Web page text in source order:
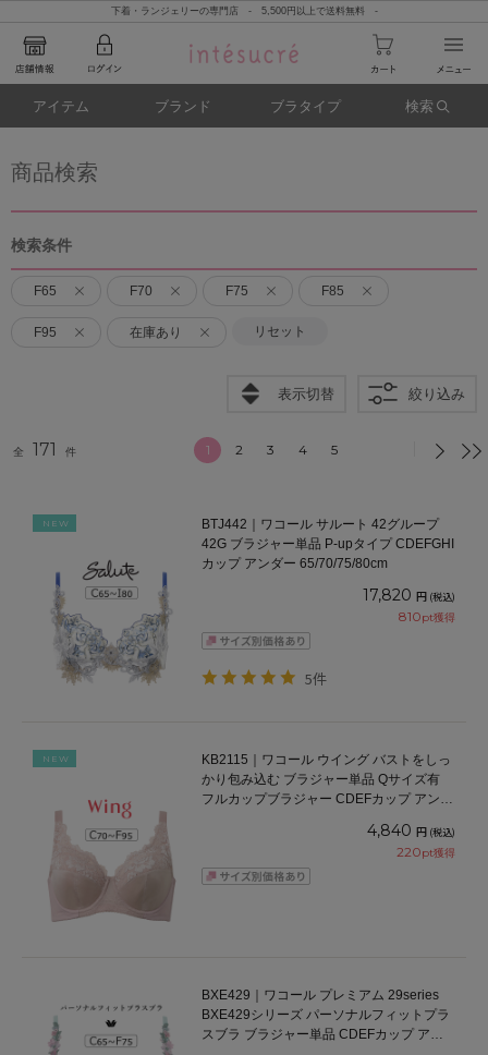
下着・ランジェリーの専門店 - 5,500円以上で送料無料 -
アイテム ブランド ブラタイプ 検索
商品検索
検索条件
F65 F70 F75 F85
F95 在庫あり リセット
表示切替 絞り込み
全 171 件 1 2 3 4 5
NEW
BTJ442｜ワコール サルート 42グループ
42G ブラジャー単品 P-upタイプ CDEFGHI
カップ アンダー 65/70/75/80cm
17,820 円 (税込)
810pt獲得
5件
NEW
KB2115｜ワコール ウイング バストをしっ
かり包み込む ブラジャー単品 Qサイズ有
フルカップブラジャー CDEFカップ アンダ
4,840 円 (税込)
220pt獲得
BXE429｜ワコール プレミアム 29series
BXE429シリーズ パーソナルフィットプラ
スブラ ブラジャー単品 CDEFカップ アン